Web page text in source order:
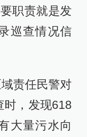
职责就是发
巡查情况信
责任民警对
时，发现618
大量污水向